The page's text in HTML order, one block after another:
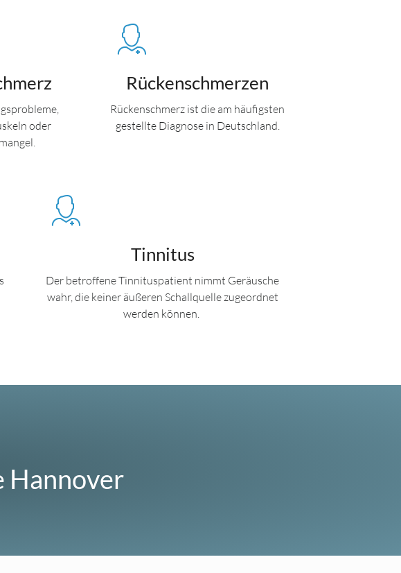
oder
Rückenschmerzen
Rückenschmerz ist die am häufigsten
gestellte Diagnose in Deutschland.
Tinnitus
Der betroffene Tinnituspatient nimmt Geräusche
wahr, die keiner äußeren Schallquelle zugeordnet
werden können. ​
Hannover